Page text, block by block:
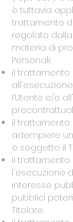
è tuttavia
trattamento
regolato
materia di
Personali;
il trattamento
l’Utente e/o
il trattamento
adempiere
è soggetto il
il trattamento
l'esecuzione
interesse
pubblici
Titolare;